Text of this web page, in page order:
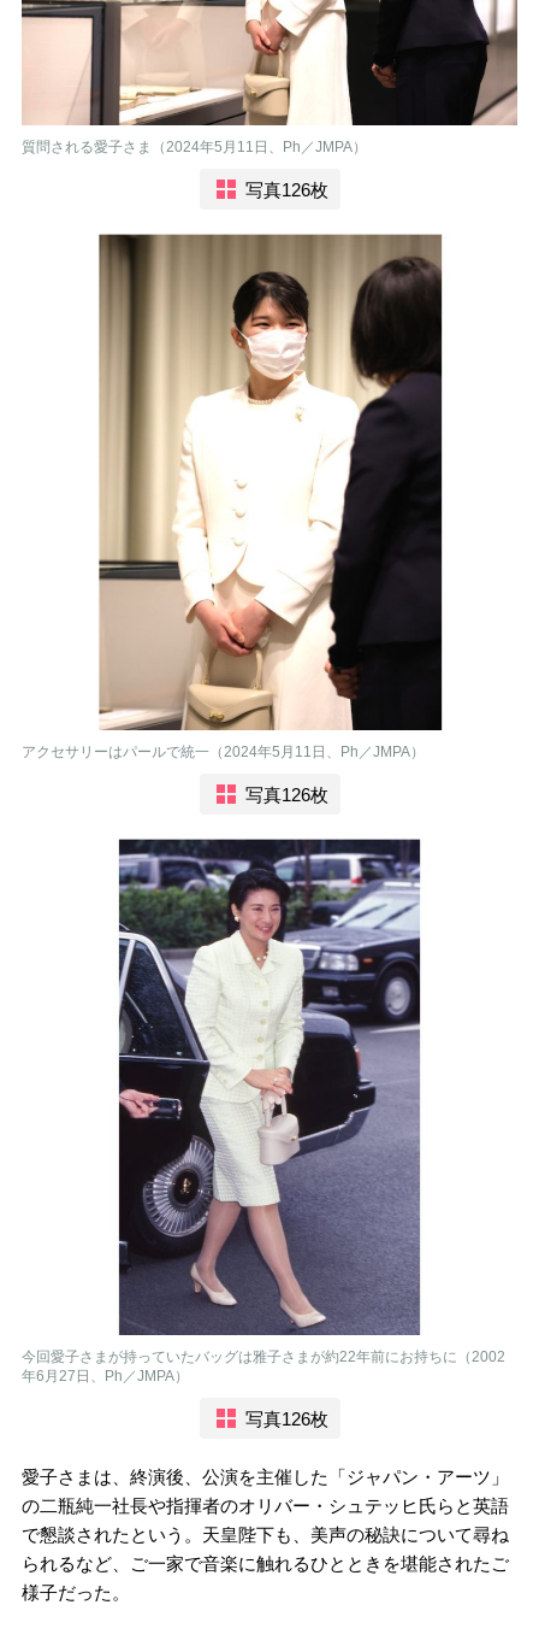
質問される愛子さま（2024年5月11日、Ph／JMPA）
写真126枚
アクセサリーはパールで統一（2024年5月11日、Ph／JMPA）
写真126枚
今回愛子さまが持っていたバッグは雅子さまが約22年前にお持ちに（2002
年6月27日、Ph／JMPA）
写真126枚
愛子さまは、終演後、公演を主催した「ジャパン・アーツ」
の二瓶純一社長や指揮者のオリバー・シュテッヒ氏らと英語
で懇談されたという。天皇陛下も、美声の秘訣について尋ね
られるなど、ご一家で音楽に触れるひとときを堪能されたご
様子だった。